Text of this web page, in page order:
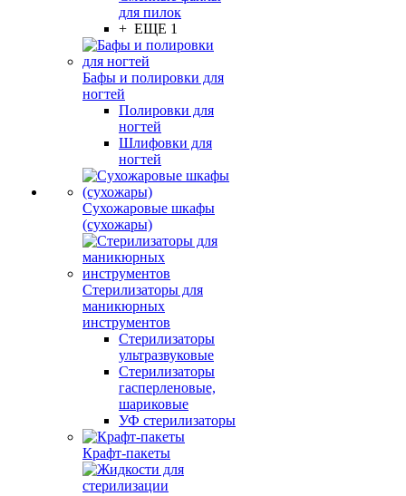
для пилок
+ ЕЩЕ 1
Бафы и полировки для
ногтей
Полировки для
ногтей
Шлифовки для
ногтей
Сухожаровые шкафы
(сухожары)
Стерилизаторы для
маникюрных
инструментов
Стерилизаторы
ультразвуковые
Стерилизаторы
гасперленовые,
шариковые
УФ стерилизаторы
Крафт-пакеты